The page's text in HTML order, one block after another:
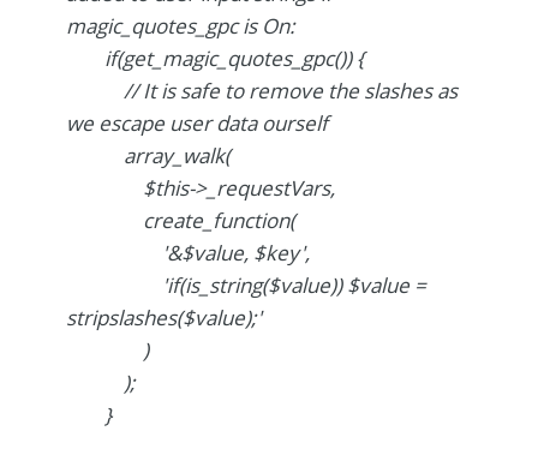
magic_quotes_gpc is On:
if(get_magic_quotes_gpc()) {
// It is safe to remove the slashes as
we escape user data ourself
array_walk(
$this->_requestVars,
create_function(
'&$value, $key',
'if(is_string($value)) $value =
stripslashes($value);'
)
);
}